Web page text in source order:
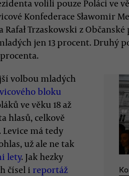
volili pouze Poláci ve
Konfederace Sławomir
Trzaskowski z
jen 13 procent. Druhý
volbou mladých
bloku
ve věku 18 až
hlasů, celkově
má tedy
už ale ne tak
lety. Jak hezky
čísel i reportáž